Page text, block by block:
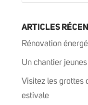
ARTICLES
Rénovation
Un chantier
Visitez les grottes
estivale